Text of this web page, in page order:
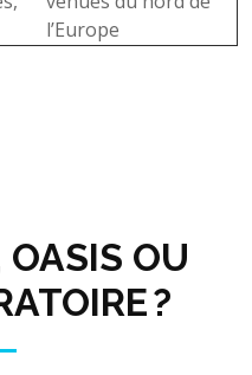
l’Europe
OASIS OU
?